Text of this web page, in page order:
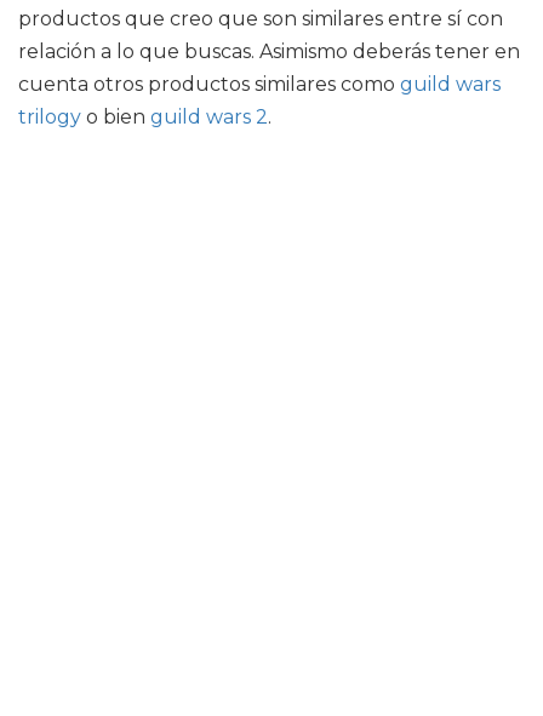
productos que creo que son similares entre sí con
relación a lo que buscas. Asimismo deberás tener en
cuenta otros productos similares como guild wars
trilogy o bien guild wars 2.